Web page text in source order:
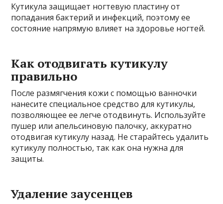
Кутикула защищает ногтевую пластину от
попадания бактерий и инфекций, поэтому ее
состояние напрямую влияет на здоровье ногтей.
Как отодвигать кутикулу
правильно
После размягчения кожи с помощью ванночки
нанесите специальное средство для кутикулы,
позволяющее ее легче отодвинуть. Используйте
пушер или апельсиновую палочку, аккуратно
отодвигая кутикулу назад. Не старайтесь удалить
кутикулу полностью, так как она нужна для
защиты.
Удаление заусенцев